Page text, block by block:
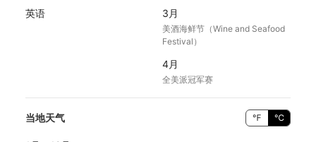
英语
3月
美酒海鲜节（Wine and Seafood
Festival）
4月
全美派冠军赛
当地天气 ℉ ℃